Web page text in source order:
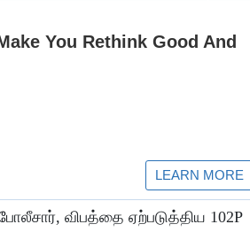
விபத்தை ஏற்படுத்திய 102P